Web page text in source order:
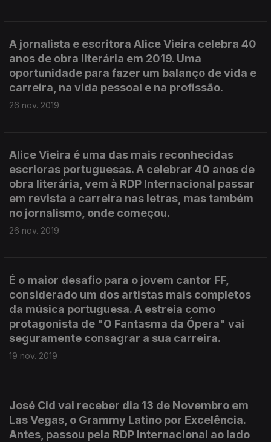
A jornalista e escritora Alice Vieira celebra 40
anos de obra literária em 2019. Uma
oportunidade para fazer um balanço de vida e
carreira, na vida pessoal e na profissão.
26 nov. 2019
Alice Vieira é uma das mais reconhecidas
escrioras portuguesas. A celebrar 40 anos de
obra literária, vem à RDP Internacional passar
em revista a carreira nas letras, mas também
no jornalismo, onde começou.
26 nov. 2019
É o maior desafio para o jovem cantor FF,
considerado um dos artistas mais completos
da música portuguesa. A estreia como
protagonista de "O Fantasma da Ópera" vai
seguramente consagrar a sua carreira.
19 nov. 2019
José Cid vai receber dia 13 de Novembro em
Las Vegas, o Grammy Latino por Excelência.
Antes, passou pela RDP Internacional ao lado